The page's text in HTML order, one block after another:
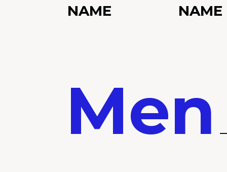
NAME
NAME
Men